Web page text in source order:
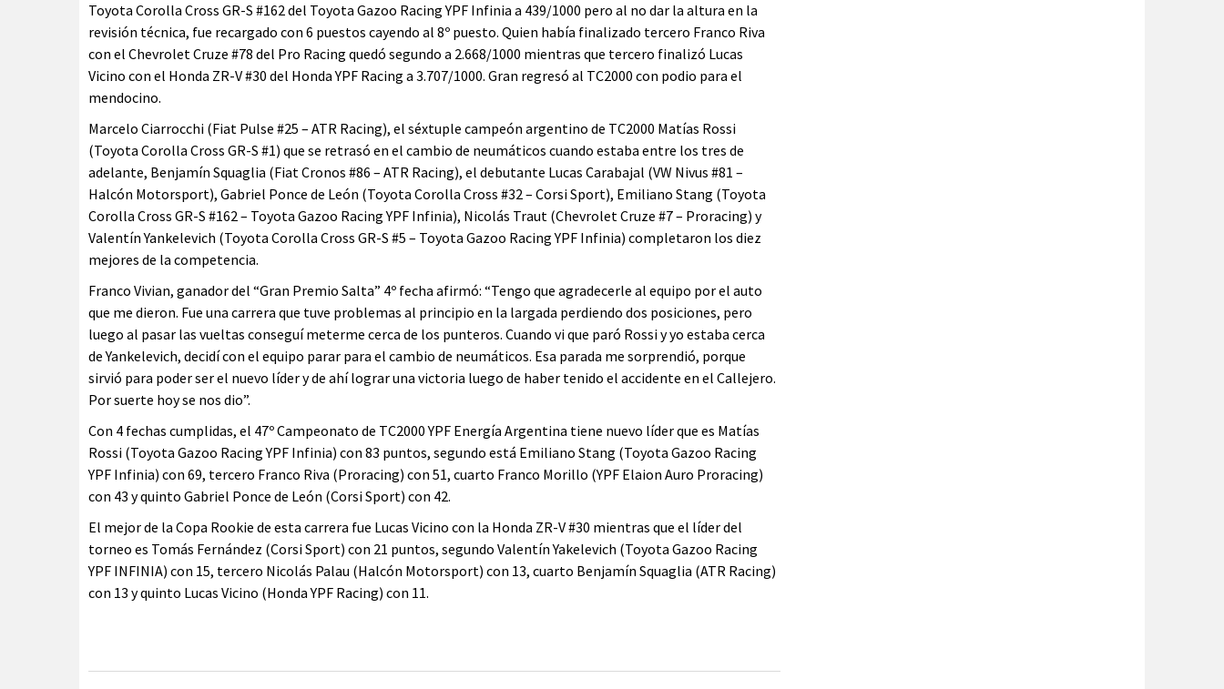
Toyota Corolla Cross GR-S #162 del Toyota Gazoo Racing YPF Infinia a 439/1000 pero al no dar la altura en la
revisión técnica, fue recargado con 6 puestos cayendo al 8º puesto. Quien había finalizado tercero Franco Riva
con el Chevrolet Cruze #78 del Pro Racing quedó segundo a 2.668/1000 mientras que tercero finalizó Lucas
Vicino con el Honda ZR-V #30 del Honda YPF Racing a 3.707/1000. Gran regresó al TC2000 con podio para el
mendocino.
Marcelo Ciarrocchi (Fiat Pulse #25 – ATR Racing), el séxtuple campeón argentino de TC2000 Matías Rossi
(Toyota Corolla Cross GR-S #1) que se retrasó en el cambio de neumáticos cuando estaba entre los tres de
adelante, Benjamín Squaglia (Fiat Cronos #86 – ATR Racing), el debutante Lucas Carabajal (VW Nivus #81 –
Halcón Motorsport), Gabriel Ponce de León (Toyota Corolla Cross #32 – Corsi Sport), Emiliano Stang (Toyota
Corolla Cross GR-S #162 – Toyota Gazoo Racing YPF Infinia), Nicolás Traut (Chevrolet Cruze #7 – Proracing) y
Valentín Yankelevich (Toyota Corolla Cross GR-S #5 – Toyota Gazoo Racing YPF Infinia) completaron los diez
mejores de la competencia.
Franco Vivian, ganador del “Gran Premio Salta” 4º fecha afirmó: “Tengo que agradecerle al equipo por el auto
que me dieron. Fue una carrera que tuve problemas al principio en la largada perdiendo dos posiciones, pero
luego al pasar las vueltas conseguí meterme cerca de los punteros. Cuando vi que paró Rossi y yo estaba cerca
de Yankelevich, decidí con el equipo parar para el cambio de neumáticos. Esa parada me sorprendió, porque
sirvió para poder ser el nuevo líder y de ahí lograr una victoria luego de haber tenido el accidente en el Callejero.
Por suerte hoy se nos dio”.
Con 4 fechas cumplidas, el 47º Campeonato de TC2000 YPF Energía Argentina tiene nuevo líder que es Matías
Rossi (Toyota Gazoo Racing YPF Infinia) con 83 puntos, segundo está Emiliano Stang (Toyota Gazoo Racing
YPF Infinia) con 69, tercero Franco Riva (Proracing) con 51, cuarto Franco Morillo (YPF Elaion Auro Proracing)
con 43 y quinto Gabriel Ponce de León (Corsi Sport) con 42.
El mejor de la Copa Rookie de esta carrera fue Lucas Vicino con la Honda ZR-V #30 mientras que el líder del
torneo es Tomás Fernández (Corsi Sport) con 21 puntos, segundo Valentín Yakelevich (Toyota Gazoo Racing
YPF INFINIA) con 15, tercero Nicolás Palau (Halcón Motorsport) con 13, cuarto Benjamín Squaglia (ATR Racing)
con 13 y quinto Lucas Vicino (Honda YPF Racing) con 11.